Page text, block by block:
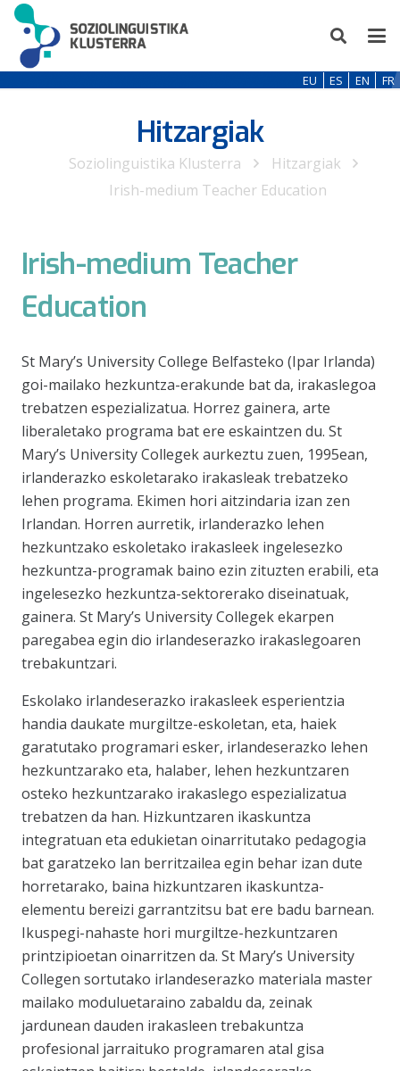
EU ES EN FR
Hitzargiak
Soziolinguistika Klusterra
Hitzargiak
Irish-medium Teacher Education
Irish-medium Teacher
Education
St Mary’s University College Belfasteko (Ipar Irlanda)
goi-mailako hezkuntza-erakunde bat da, irakaslegoa
trebatzen espezializatua. Horrez gainera, arte
liberaletako programa bat ere eskaintzen du. St
Mary’s University Collegek aurkeztu zuen, 1995ean,
irlanderazko eskoletarako irakasleak trebatzeko
lehen programa. Ekimen hori aitzindaria izan zen
Irlandan. Horren aurretik, irlanderazko lehen
hezkuntzako eskoletako irakasleek ingelesezko
hezkuntza-programak baino ezin zituzten erabili, eta
ingelesezko hezkuntza-sektorerako diseinatuak,
gainera. St Mary’s University Collegek ekarpen
paregabea egin dio irlandeserazko irakaslegoaren
trebakuntzari.
Eskolako irlandeserazko irakasleek esperientzia
handia daukate murgiltze-eskoletan, eta, haiek
garatutako programari esker, irlandeserazko lehen
hezkuntzarako eta, halaber, lehen hezkuntzaren
osteko hezkuntzarako irakaslego espezializatua
trebatzen da han. Hizkuntzaren ikaskuntza
integratuan eta edukietan oinarritutako pedagogia
bat garatzeko lan berritzailea egin behar izan dute
horretarako, baina hizkuntzaren ikaskuntza-
elementu bereizi garrantzitsu bat ere badu barnean.
Ikuspegi-nahaste hori murgiltze-hezkuntzaren
printzipioetan oinarritzen da. St Mary’s University
Collegen sortutako irlandeserazko materiala master
mailako moduluetaraino zabaldu da, zeinak
jardunean dauden irakasleen trebakuntza
profesional jarraituko programaren atal gisa